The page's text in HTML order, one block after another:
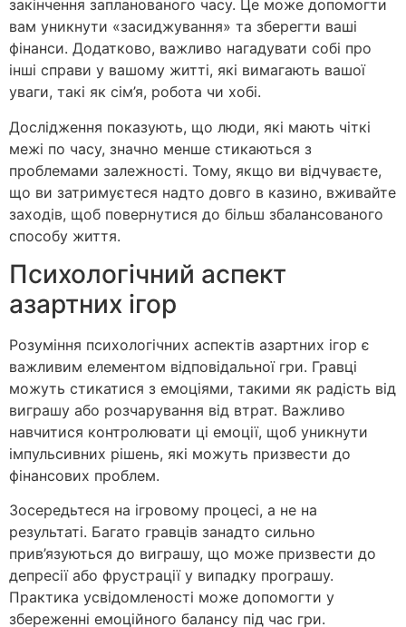
закінчення запланованого часу. Це може допомогти
вам уникнути «засиджування» та зберегти ваші
фінанси. Додатково, важливо нагадувати собі про
інші справи у вашому житті, які вимагають вашої
уваги, такі як сім’я, робота чи хобі.
Дослідження показують, що люди, які мають чіткі
межі по часу, значно менше стикаються з
проблемами залежності. Тому, якщо ви відчуваєте,
що ви затримуєтеся надто довго в казино, вживайте
заходів, щоб повернутися до більш збалансованого
способу життя.
Психологічний аспект
азартних ігор
Розуміння психологічних аспектів азартних ігор є
важливим елементом відповідальної гри. Гравці
можуть стикатися з емоціями, такими як радість від
виграшу або розчарування від втрат. Важливо
навчитися контролювати ці емоції, щоб уникнути
імпульсивних рішень, які можуть призвести до
фінансових проблем.
Зосередьтеся на ігровому процесі, а не на
результаті. Багато гравців занадто сильно
прив’язуються до виграшу, що може призвести до
депресії або фрустрації у випадку програшу.
Практика усвідомленості може допомогти у
збереженні емоційного балансу під час гри.